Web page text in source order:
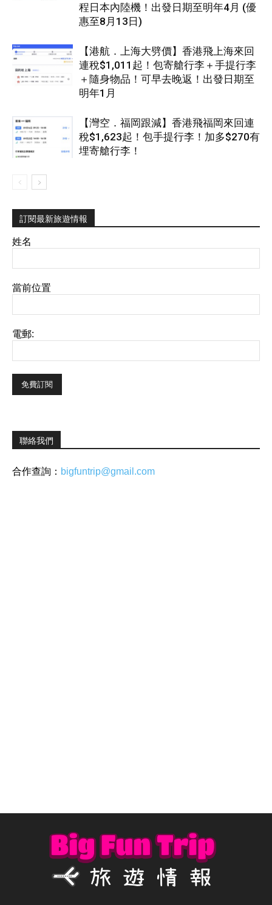
程日本內陸機！出發日期至明年4月 (優
惠至8月13日)
【港航．上海大劈價】香港飛上海來回
連稅$1,011起！包寄艙行李＋手提行李
＋隨身物品！可早去晚返！出發日期至
明年1月
【灣空．福岡跟減】香港飛福岡來回連
稅$1,623起！包手提行李！加多$270有
埋寄艙行李！
訂閱最新旅遊情報
姓名
當前位置
電郵:
聯絡我們
合作查詢： bigfuntrip@gmail.com